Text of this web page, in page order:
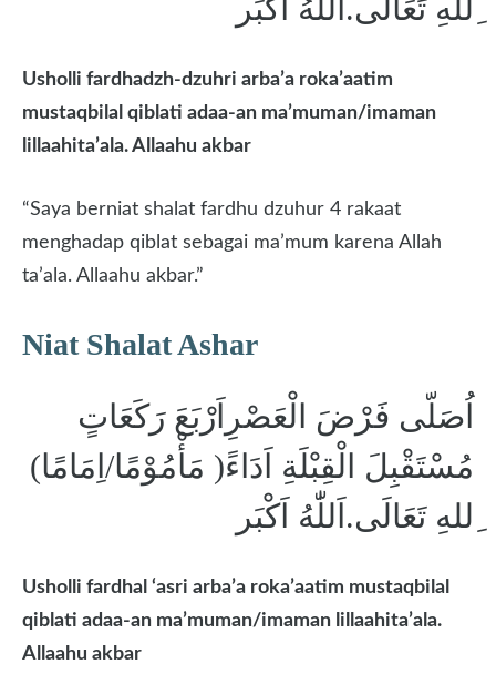
ِللهِ تَعَالَى.اَللّٰهُ اَكْبَر
Usholli fardhadzh-dzuhri arba’a roka’aatim
mustaqbilal qiblati adaa-an ma’muman/imaman
lillaahita’ala.Allaahu akbar
“Saya berniat shalat fardhu dzuhur 4 rakaat
menghadap qiblat sebagai ma’mum karena Allah
ta’ala. Allaahu akbar.”
Niat Shalat Ashar
اُصَلّى فَرْضَ الْعَصْرِاَرْبَعَ رَكَعَاتٍ
مُسْتَقْبِلَ الْقِبْلَةِ اَدَاءً( مَأْمُوْمًا/اِمَامًا)
ِللهِ تَعَالَى.اَللّٰهُ اَكْبَر
Usholli fardhal ‘asri arba’a roka’aatim mustaqbilal
qiblati adaa-an ma’muman/imaman lillaahita’ala.
Allaahu akbar